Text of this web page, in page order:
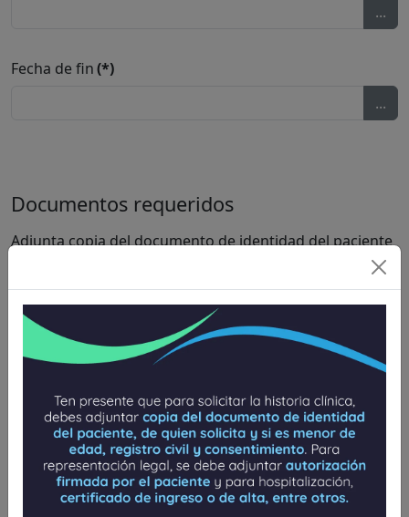
...
Fecha de fin(*)
...
Documentos requeridos
Adjunta copia del documento de identidad del paciente
Firma del solicitante o paciente
Adjuntar firma(*)